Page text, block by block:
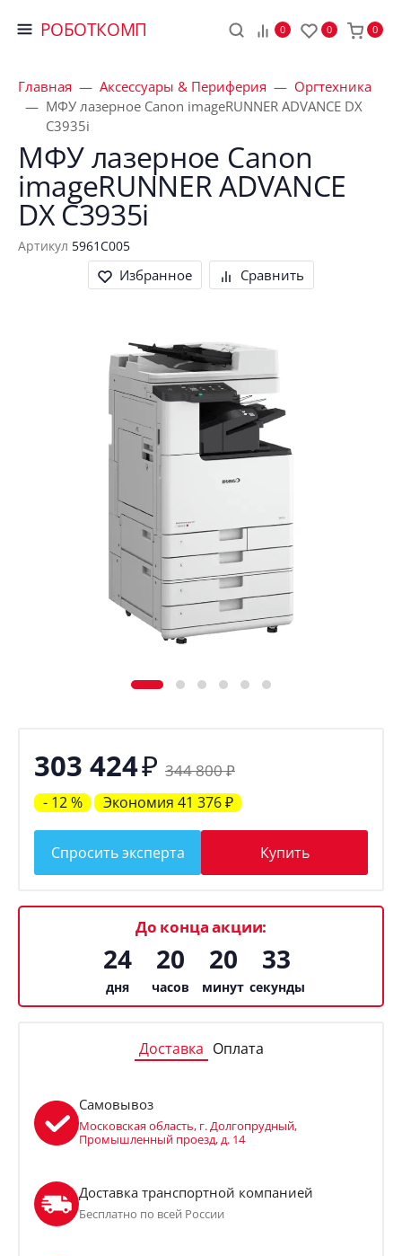
РОБОТКОМП 0 0 0
Главная Аксессуары & Периферия
Оргтехника
МФУ лазерное Canon imageRUNNER ADVANCE DX
C3935i
МФУ лазерное Canon
imageRUNNER ADVANCE
DX C3935i
Артикул 5961C005
Избранное Сравнить
303 424₽ 344 800₽
- 12 % Экономия 41 376₽
Спросить эксперта Купить
До конца акции:
24
дня
20
часов
20
минут
32
секунды
Доставка Оплата
Самовывоз
Московская область, г. Долгопрудный,
Промышленный проезд, д. 14
Доставка транспортной компанией
Бесплатно по всей России